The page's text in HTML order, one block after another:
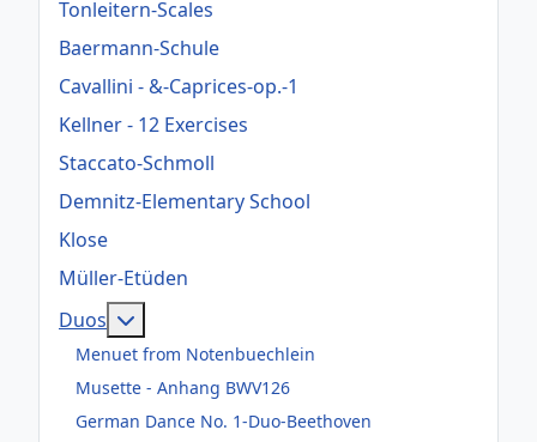
Tonleitern-Scales
Baermann-Schule
Cavallini - &-Caprices-op.-1
Kellner - 12 Exercises
Staccato-Schmoll
Demnitz-Elementary School
Klose
Müller-Etüden
Duos
Menuet from Notenbuechlein
Musette - Anhang BWV126
German Dance No. 1-Duo-Beethoven